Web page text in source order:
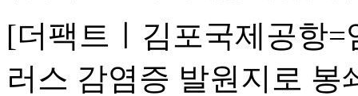
[더팩트ㅣ김포국제공항
러스 감염증 발원지로